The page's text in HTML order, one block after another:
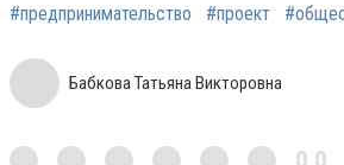
#предпринимательство #проект
Бабкова Татьяна Викторовна